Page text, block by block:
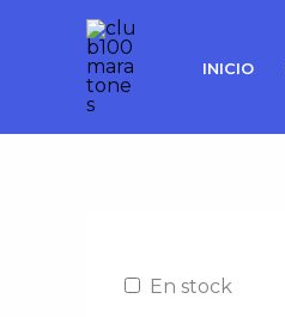
contenido
INICIO
En stock